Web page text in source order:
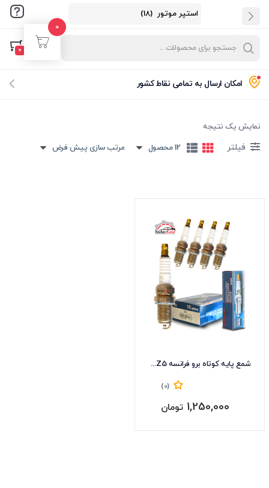
0
امکان ارسال به تمامی نقاط کشور
نام کاربری و پسورد خود را برای ورود، وارد کنید.
ورود با کد یکبارمصرف
نمایش یک نتیجه
فیلتر 12 محصول مرتب سازی پیش فرض
شمع پایه کوتاه برو فرانسه BERU-Z5
(0)
1,250,000 تومان
0